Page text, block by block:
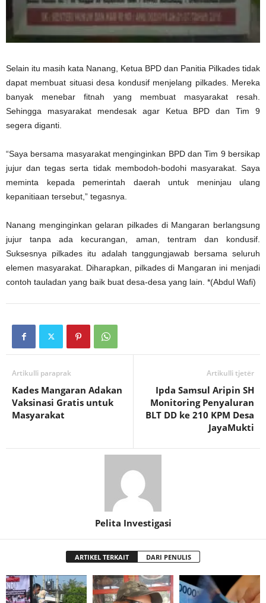
Selain itu masih kata Nanang, Ketua BPD dan Panitia Pilkades tidak
dapat membuat situasi desa kondusif menjelang pilkades. Mereka
banyak menebar fitnah yang membuat masyarakat resah.
Sehingga masyarakat mendesak agar Ketua BPD dan Tim 9
segera diganti.
“Saya bersama masyarakat menginginkan BPD dan Tim 9 bersikap
jujur dan tegas serta tidak membodoh-bodohi masyarakat. Saya
meminta kepada pemerintah daerah untuk meninjau ulang
kepanitiaan tersebut,” tegasnya.
Nanang menginginkan gelaran pilkades di Mangaran berlangsung
jujur tanpa ada kecurangan, aman, tentram dan kondusif.
Suksesnya pilkades itu adalah tanggungjawab bersama seluruh
elemen masyarakat. Diharapkan, pilkades di Mangaran ini menjadi
contoh tauladan yang baik buat desa-desa yang lain. *(Abdul Wafi)
Artikulli paraprak
Kades Mangaran Adakan
Vaksinasi Gratis untuk
Masyarakat
Artikulli tjetër
Ipda Samsul Aripin SH
Monitoring Penyaluran
BLT DD ke 210 KPM Desa
JayaMukti
Pelita Investigasi
ARTIKEL TERKAIT DARI PENULIS